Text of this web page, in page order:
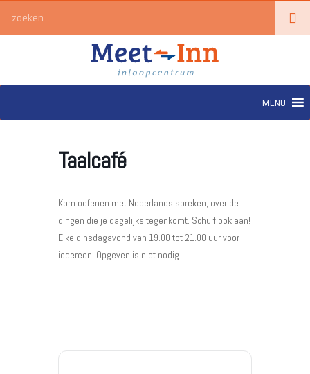
naar
Zoeken
MENU
Taalcafé
Kom oefenen met Nederlands spreken, over de
dingen die je dagelijks tegenkomt. Schuif ook aan!
Elke dinsdagavond van 19.00 tot 21.00 uur voor
iedereen. Opgeven is niet nodig.